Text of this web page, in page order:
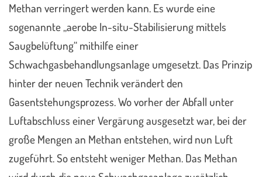
Methan verringert werden kann. Es wurde eine
sogenannte „aerobe In-situ-Stabilisierung mittels
Saugbelüftung“ mithilfe einer
Schwachgasbehandlungsanlage umgesetzt. Das Prinzip
hinter der neuen Technik verändert den
Gasentstehungsprozess. Wo vorher der Abfall unter
Luftabschluss einer Vergärung ausgesetzt war, bei der
große Mengen an Methan entstehen, wird nun Luft
zugeführt. So entsteht weniger Methan. Das Methan